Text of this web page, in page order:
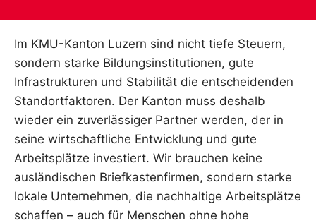
Im KMU-Kanton Luzern sind nicht tiefe Steuern,
sondern starke Bildungsinstitutionen, gute
Infrastrukturen und Stabilität die entscheidenden
Standortfaktoren. Der Kanton muss deshalb
wieder ein zuverlässiger Partner werden, der in
seine wirtschaftliche Entwicklung und gute
Arbeitsplätze investiert. Wir brauchen keine
ausländischen Briefkastenfirmen, sondern starke
lokale Unternehmen, die nachhaltige Arbeitsplätze
schaffen – auch für Menschen ohne hohe